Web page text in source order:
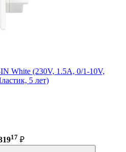
White (230V, 1.5A, 0/1-10V,
5 лет)
17 ₽